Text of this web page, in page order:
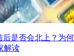
后是否会北上？为
解读